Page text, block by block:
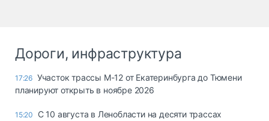
Дороги, инфраструктура
17:26 Участок трассы М-12 от Екатеринбурга до Тюмени
планируют открыть в ноябре 2026
15:20
С 10 августа в Ленобласти на десяти трассах